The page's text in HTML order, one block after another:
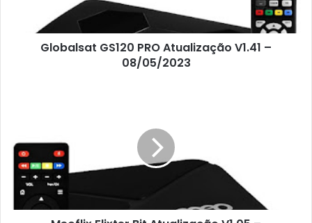
Globalsat GS120 PRO Atualização V1.41 –
08/05/2023